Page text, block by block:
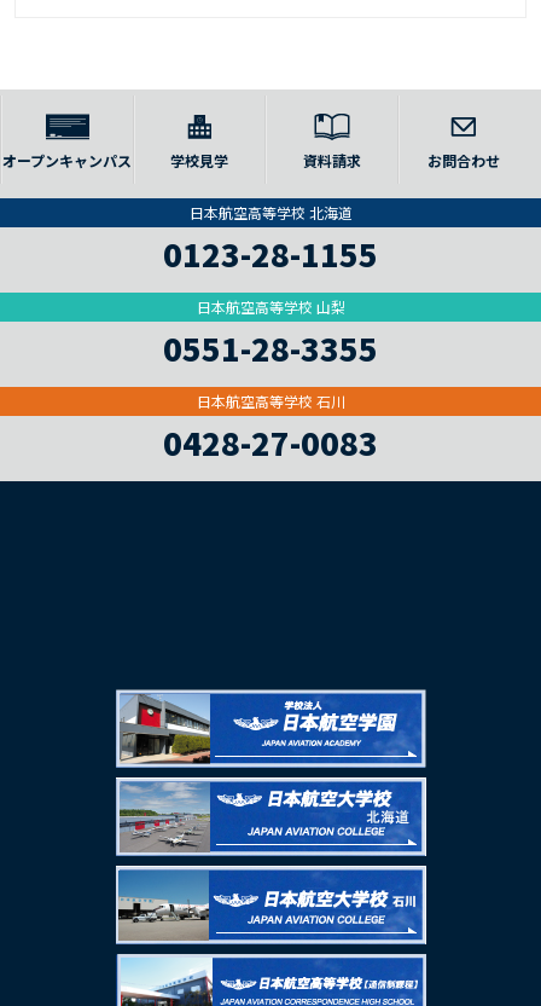
オープンキャンパス 学校見学 資料請求 お問合わせ
日本航空高等学校 北海道
0123-28-1155
日本航空高等学校 山梨
0551-28-3355
日本航空高等学校 石川
0428-27-0083